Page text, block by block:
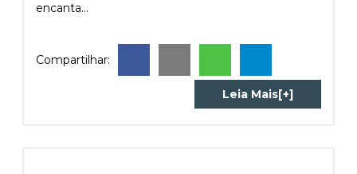
encanta...
Compartilhar:
Leia Mais[+]